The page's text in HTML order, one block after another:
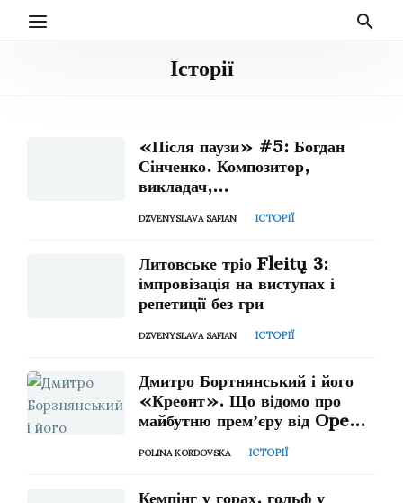
Історії
«Після паузи» #5: Богдан
Сінченко. Композитор,
викладач,
DZVENYSLAVA SAFIAN ІСТОРІЇ
Литовське тріо Fleitų 3:
імпровізація на виступах і
репетиції без гри
DZVENYSLAVA SAFIAN ІСТОРІЇ
Дмитро Бортнянський і його
«Креонт». Що відомо про
майбутню премʼєру від Open
POLINA KORDOVSKA ІСТОРІЇ
Кемпінг у горах, гольф у